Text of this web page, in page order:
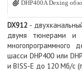
DHP400A Dexing
DX912 -
двумя тюнерами и
многопрограммного
шасси DHP400 или
и BISS-E до 120 Мб/с